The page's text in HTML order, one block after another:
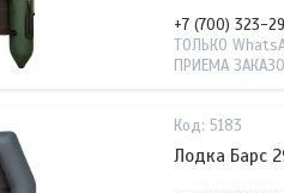
+7 (700) 323-
ТОЛЬКО
ПРИЕМА
5183
Лодка Барс